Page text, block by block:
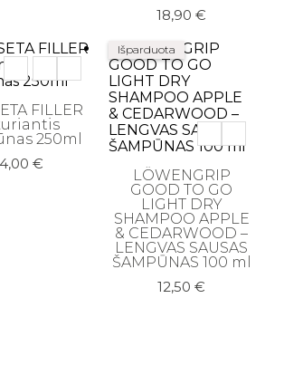
18,90€
FILLER
250ml
€
Išparduota
LÖWENGRIP
GOOD TO GO
LIGHT DRY
SHAMPOO APPLE
& CEDARWOOD –
LENGVAS SAUSAS
ŠAMPŪNAS 100 ml
12,50€